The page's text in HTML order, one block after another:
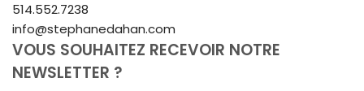
514.552.7238
info@stephanedahan.com
VOUS SOUHAITEZ RECEVOIR NOTRE
NEWSLETTER ?